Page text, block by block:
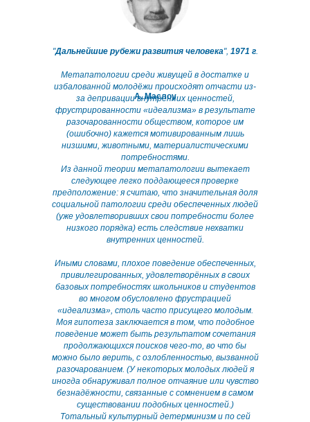
"Дальнейшие рубежи развития человека", 1971 г.
Метапатологии среди живущей в достатке и
избалованной молодёжи происходят отчасти из-
за депривации внутренних ценностей,
фрустрированности «идеализма» в результате
разочарованности обществом, которое им
(ошибочно) кажется мотивированным лишь
низшими, животными, материалистическими
потребностями.
Из данной теории метапатологии вытекает
следующее легко поддающееся проверке
предположение: я считаю, что значительная доля
социальной патологии среди обеспеченных людей
(уже удовлетворивших свои потребности более
низкого порядка) есть следствие нехватки
внутренних ценностей.
Иными словами, плохое поведение обеспеченных,
привилегированных, удовлетворённых в своих
базовых потребностях школьников и студентов
во многом обусловлено фрустрацией
«идеализма», столь часто присущего молодым.
Моя гипотеза заключается в том, что подобное
поведение может быть результатом сочетания
продолжающихся поисков чего-то, во что бы
можно было верить, с озлобленностью, вызванной
разочарованием. (У некоторых молодых людей я
иногда обнаруживал полное отчаяние или чувство
безнадёжности, связанные с сомнением в самом
существовании подобных ценностей.)
Тотальный культурный детерминизм и по сей
А. Маслоу